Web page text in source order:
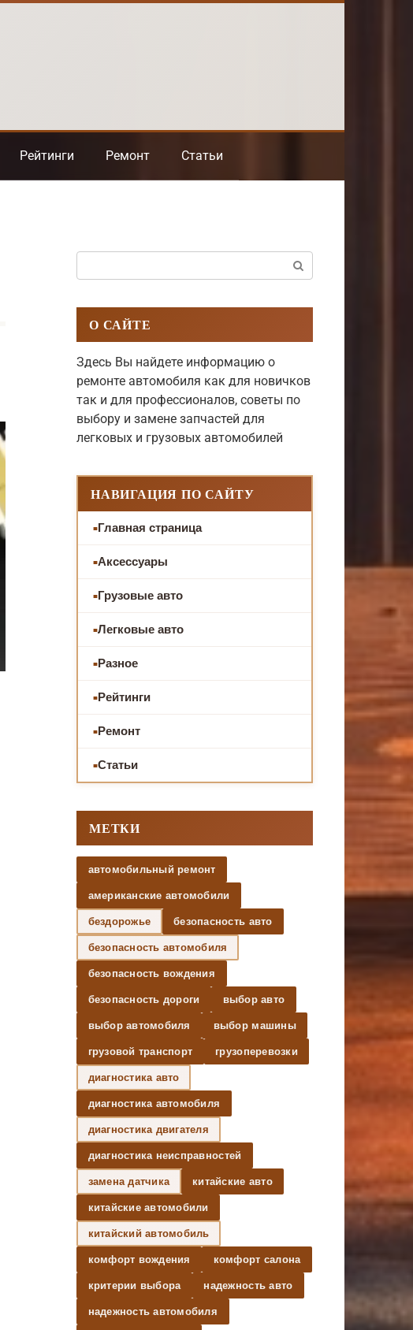
Рейтинги Ремонт Статьи
О САЙТЕ
Здесь Вы найдете информацию о
ремонте автомобиля как для новичков
так и для профессионалов, советы по
выбору и замене запчастей для
легковых и грузовых автомобилей
НАВИГАЦИЯ ПО САЙТУ
Главная страница
Аксессуары
Грузовые авто
Легковые авто
Разное
Рейтинги
Ремонт
Статьи
МЕТКИ
автомобильный ремонт
американские автомобили
бездорожье безопасность авто
безопасность автомобиля
безопасность вождения
безопасность дороги выбор авто
выбор автомобиля выбор машины
грузовой транспорт грузоперевозки
диагностика авто
диагностика автомобиля
диагностика двигателя
диагностика неисправностей
замена датчика китайские авто
китайские автомобили
китайский автомобиль
комфорт вождения комфорт салона
критерии выбора надежность авто
надежность автомобиля